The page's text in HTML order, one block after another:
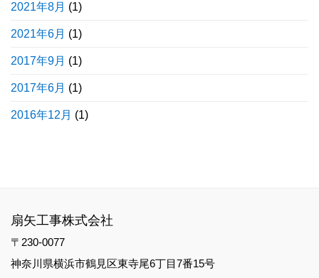
2021年8月 (1)
2021年6月 (1)
2017年9月 (1)
2017年6月 (1)
2016年12月 (1)
扇矢工事株式会社
〒230-0077
神奈川県横浜市鶴見区東寺尾6丁目7番15号